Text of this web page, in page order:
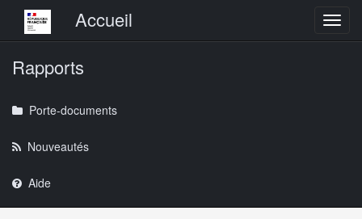
Menu principalAccueil
Rapports
Porte-documents
Nouveautés
Aide